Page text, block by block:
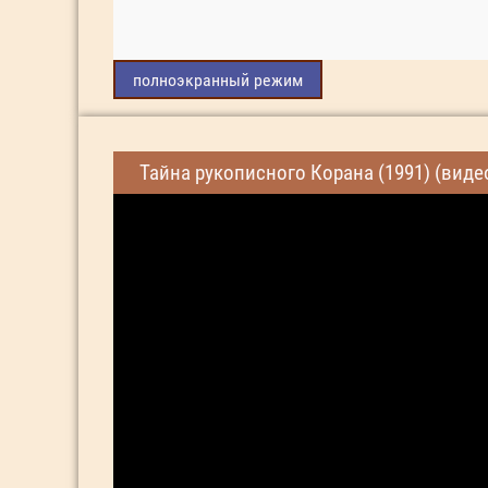
полноэкранный режим
Тайна рукописного Корана (1991)